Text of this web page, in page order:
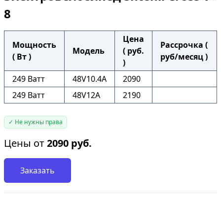
8
Мощность
( Вт )
Модель
Цена
( руб.
)
Рассрочка (
руб/месяц )
249 Ватт 48V10.4A
2090
249 Ватт
48V12A 2190
✓ Не нужны права
Цены от2090 руб.
Заказать